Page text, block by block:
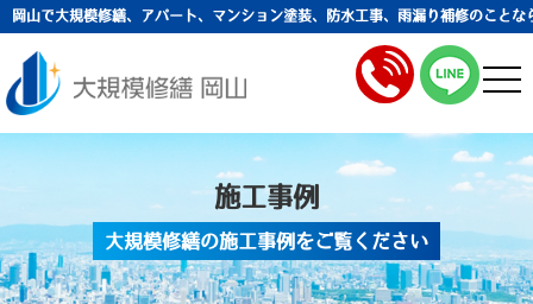
岡山で大規模修繕、アパート、マンション塗装、防水工事、雨漏り補修のことな
施工事例
大規模修繕の施工事例をご覧ください